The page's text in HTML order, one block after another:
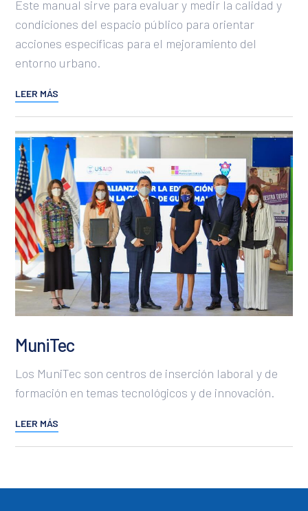
Este manual sirve para evaluar y medir la calidad y
condiciones del espacio público para orientar
acciones específicas para el mejoramiento del
entorno urbano.
LEER MÁS
MuniTec
Los MuniTec son centros de inserción laboral y de
formación en temas tecnológicos y de innovación.
LEER MÁS